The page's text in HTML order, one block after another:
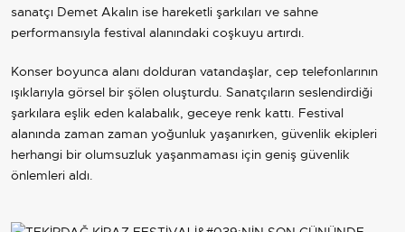
sanatçı Demet Akalın ise hareketli şarkıları ve sahne
performansıyla festival alanındaki coşkuyu artırdı.
Konser boyunca alanı dolduran vatandaşlar, cep telefonlarının
ışıklarıyla görsel bir şölen oluşturdu. Sanatçıların seslendirdiği
şarkılara eşlik eden kalabalık, geceye renk kattı. Festival
alanında zaman zaman yoğunluk yaşanırken, güvenlik ekipleri
herhangi bir olumsuzluk yaşanmaması için geniş güvenlik
önlemleri aldı.